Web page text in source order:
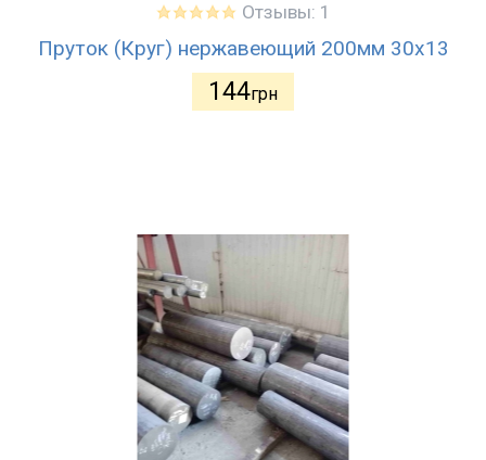
Отзывы: 1
Пруток (Круг) нержавеющий 200мм 30х13
144грн